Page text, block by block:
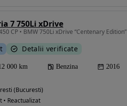
7 750Li xDrive
CP • BMW 750Li xDrive “Centenary Edition”
Detalii verificate
000 km Benzina 2016
(Bucuresti)
• Reactualizat